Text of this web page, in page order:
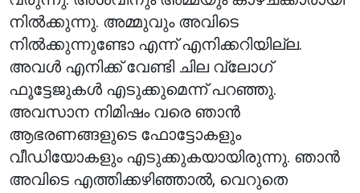
നിൽക്കുന്നു. അമ്മുവും അവിടെ
നിൽക്കുന്നുണ്ടോ എന്ന് എനിക്കറിയില്ല.
അവൾ എനിക്ക് വേണ്ടി ചില വ്ലോഗ്
ഫൂട്ടേജുകൾ എടുക്കുമെന്ന് പറഞ്ഞു.
അവസാന നിമിഷം വരെ ഞാൻ
ആഭരണങ്ങളുടെ ഫോട്ടോകളും
വീഡിയോകളും എടുക്കുകയായിരുന്നു. ഞാൻ
അവിടെ എത്തിക്കഴിഞ്ഞാൽ, വെറുതെ